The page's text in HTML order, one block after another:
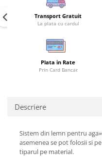
Transport Gratuit
La plata cu cardul
Plata in Rate
Prin Card Bancar
Descriere
Sistem din lemn pentru
asemenea se pot folosii si
tiparul pe material.